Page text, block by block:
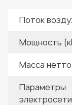
Поток
Мощность
Масса
Параметры
электросети